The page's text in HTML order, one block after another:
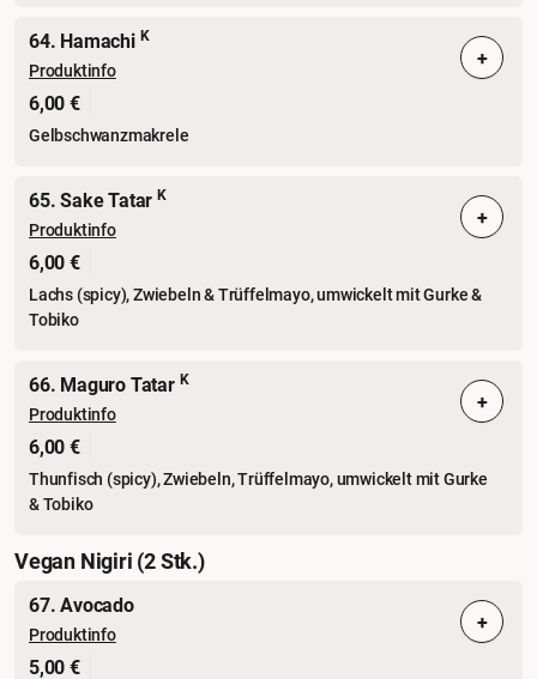
64. Hamachi K
Produktinfo
6,00 €
Gelbschwanzmakrele
+
65. Sake Tatar K
Produktinfo
6,00 €
Lachs (spicy), Zwiebeln & Trüffelmayo, umwickelt mit Gurke &
Tobiko
+
66. Maguro Tatar K
Produktinfo
6,00 €
Thunfisch (spicy), Zwiebeln, Trüffelmayo, umwickelt mit Gurke
& Tobiko
+
Vegan Nigiri (2 Stk.)
67. Avocado
Produktinfo
5,00 €
+